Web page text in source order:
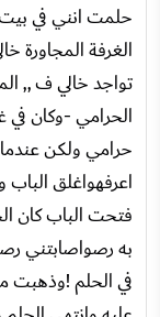
حلمت انني في
الغرفة المجاورة
تواجد خالي ف
الحرامي -وكان في
حرامي ولكن
اعرفهواغلق
فتحت الباب كان
به رصواصابتني
في الحلم !وذهبت